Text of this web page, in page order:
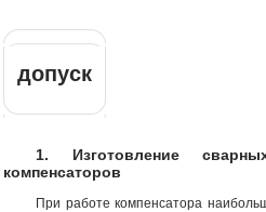
допуск
1. Изготовление
компенсаторов
При работе компенсатора